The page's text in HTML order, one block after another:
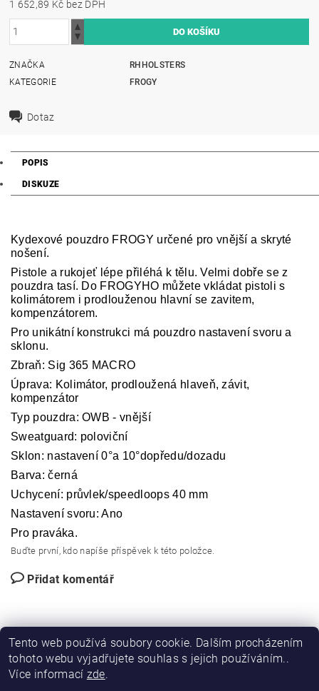
1 652,89 Kč bez DPH
ZNAČKA
RHHOLSTERS
KATEGORIE
FROGY
Dotaz
POPIS
DISKUZE
Kydexové pouzdro FROGY určené pro vnější a skryté
nošení.
Pistole a rukojeť lépe přiléhá k tělu. Velmi dobře se z
pouzdra tasí. Do FROGYHO můžete vkládat pistoli s
kolimátorem i prodlouženou hlavní se zavitem,
kompenzátorem.
Pro unikátní konstrukci má pouzdro nastavení svoru a
sklonu.
Zbraň: Sig 365 MACRO
Úprava: Kolimátor, prodloužená hlaveň, závit,
kompenzátor
Typ pouzdra: OWB - vnější
Sweatguard: poloviční
Sklon: nastavení 0°a 10°dopředu/dozadu
Barva: černá
Uchycení: průvlek/speedloops 40 mm
Nastavení svoru: Ano
Pro praváka.
Buďte první, kdo napíše příspěvek k této položce.
Přidat komentář
DIRECT FORCE | JANÍSKOVÁ&LATA
Tento web používá soubory cookie. Dalším procházením
tohoto webu vyjadřujete souhlas s jejich používáním..
Více informací zde.